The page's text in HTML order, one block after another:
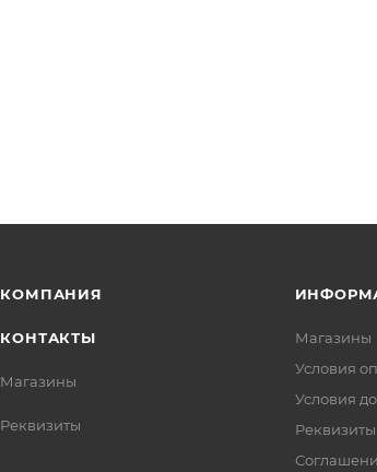
КОМПАНИЯ
КОНТАКТЫ
Магазины
Реквизиты
Магазины
Условия
Условия
Реквизиты